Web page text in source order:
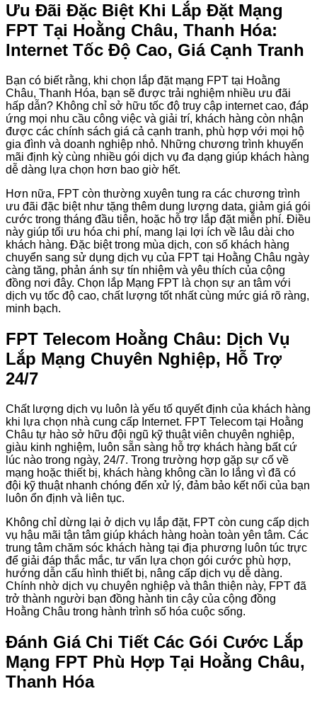
Ưu Đãi Đặc Biệt Khi Lắp Đặt Mạng
FPT Tại Hoằng Châu, Thanh Hóa:
Internet Tốc Độ Cao, Giá Cạnh Tranh
Bạn có biết rằng, khi chọn lắp đặt mạng FPT tại Hoằng
Châu, Thanh Hóa, bạn sẽ được trải nghiệm nhiều ưu đãi
hấp dẫn? Không chỉ sở hữu tốc độ truy cập internet cao, đáp
ứng mọi nhu cầu công việc và giải trí, khách hàng còn nhận
được các chính sách giá cả cạnh tranh, phù hợp với mọi hộ
gia đình và doanh nghiệp nhỏ. Những chương trình khuyến
mãi định kỳ cùng nhiều gói dịch vụ đa dạng giúp khách hàng
dễ dàng lựa chọn hơn bao giờ hết.
Hơn nữa, FPT còn thường xuyên tung ra các chương trình
ưu đãi đặc biệt như tặng thêm dung lượng data, giảm giá gói
cước trong tháng đầu tiên, hoặc hỗ trợ lắp đặt miễn phí. Điều
này giúp tối ưu hóa chi phí, mang lại lợi ích về lâu dài cho
khách hàng. Đặc biệt trong mùa dịch, con số khách hàng
chuyển sang sử dụng dịch vụ của FPT tại Hoằng Châu ngày
càng tăng, phản ánh sự tín nhiệm và yêu thích của cộng
đồng nơi đây. Chọn lắp Mạng FPT là chọn sự an tâm với
dịch vụ tốc độ cao, chất lượng tốt nhất cùng mức giá rõ ràng,
minh bạch.
FPT Telecom Hoằng Châu: Dịch Vụ
Lắp Mạng Chuyên Nghiệp, Hỗ Trợ
24/7
Chất lượng dịch vụ luôn là yếu tố quyết định của khách hàng
khi lựa chọn nhà cung cấp Internet. FPT Telecom tại Hoằng
Châu tự hào sở hữu đội ngũ kỹ thuật viên chuyên nghiệp,
giàu kinh nghiệm, luôn sẵn sàng hỗ trợ khách hàng bất cứ
lúc nào trong ngày, 24/7. Trong trường hợp gặp sự cố về
mạng hoặc thiết bị, khách hàng không cần lo lắng vì đã có
đội kỹ thuật nhanh chóng đến xử lý, đảm bảo kết nối của bạn
luôn ổn định và liên tục.
Không chỉ dừng lại ở dịch vụ lắp đặt, FPT còn cung cấp dịch
vụ hậu mãi tận tâm giúp khách hàng hoàn toàn yên tâm. Các
trung tâm chăm sóc khách hàng tại địa phương luôn túc trực
để giải đáp thắc mắc, tư vấn lựa chọn gói cước phù hợp,
hướng dẫn cấu hình thiết bị, nâng cấp dịch vụ dễ dàng.
Chính nhờ dịch vụ chuyên nghiệp và thân thiện này, FPT đã
trở thành người bạn đồng hành tin cậy của cộng đồng
Hoằng Châu trong hành trình số hóa cuộc sống.
Đánh Giá Chi Tiết Các Gói Cước Lắp
Mạng FPT Phù Hợp Tại Hoằng Châu,
Thanh Hóa